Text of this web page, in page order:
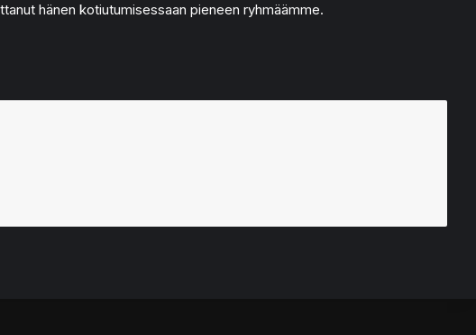
hänen kotiutumisessaan pieneen ryhmäämme.